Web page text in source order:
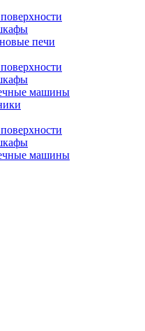
печи
машины
машины